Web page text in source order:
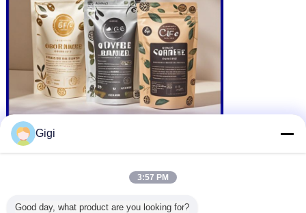
Gigi
3:57 PM
Good day, what product are you looking for?